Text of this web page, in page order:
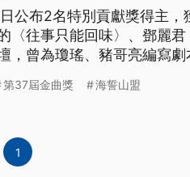
公布2名特別貢獻獎得主，
〈往事只能回味〉、鄧麗
，曾為瓊瑤、豬哥亮編寫
第37屆金曲獎 海誓山盟
1